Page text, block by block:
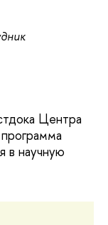
Центра
в научную